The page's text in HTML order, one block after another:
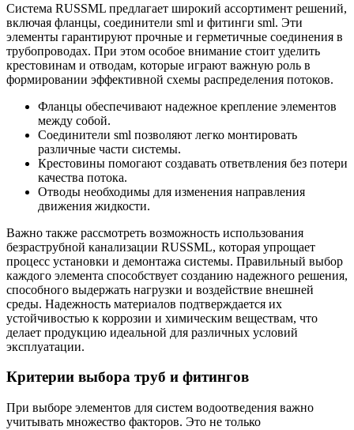
Система RUSSML предлагает широкий ассортимент решений,
включая фланцы, соединители sml и фитинги sml. Эти
элементы гарантируют прочные и герметичные соединения в
трубопроводах. При этом особое внимание стоит уделить
крестовинам и отводам, которые играют важную роль в
формировании эффективной схемы распределения потоков.
Фланцы обеспечивают надежное крепление элементов
между собой.
Соединители sml позволяют легко монтировать
различные части системы.
Крестовины помогают создавать ответвления без потери
качества потока.
Отводы необходимы для изменения направления
движения жидкости.
Важно также рассмотреть возможность использования
безраструбной канализации RUSSML, которая упрощает
процесс установки и демонтажа системы. Правильный выбор
каждого элемента способствует созданию надежного решения,
способного выдержать нагрузки и воздействие внешней
среды. Надежность материалов подтверждается их
устойчивостью к коррозии и химическим веществам, что
делает продукцию идеальной для различных условий
эксплуатации.
Критерии выбора труб и фитингов
При выборе элементов для систем водоотведения важно
учитывать множество факторов. Это не только